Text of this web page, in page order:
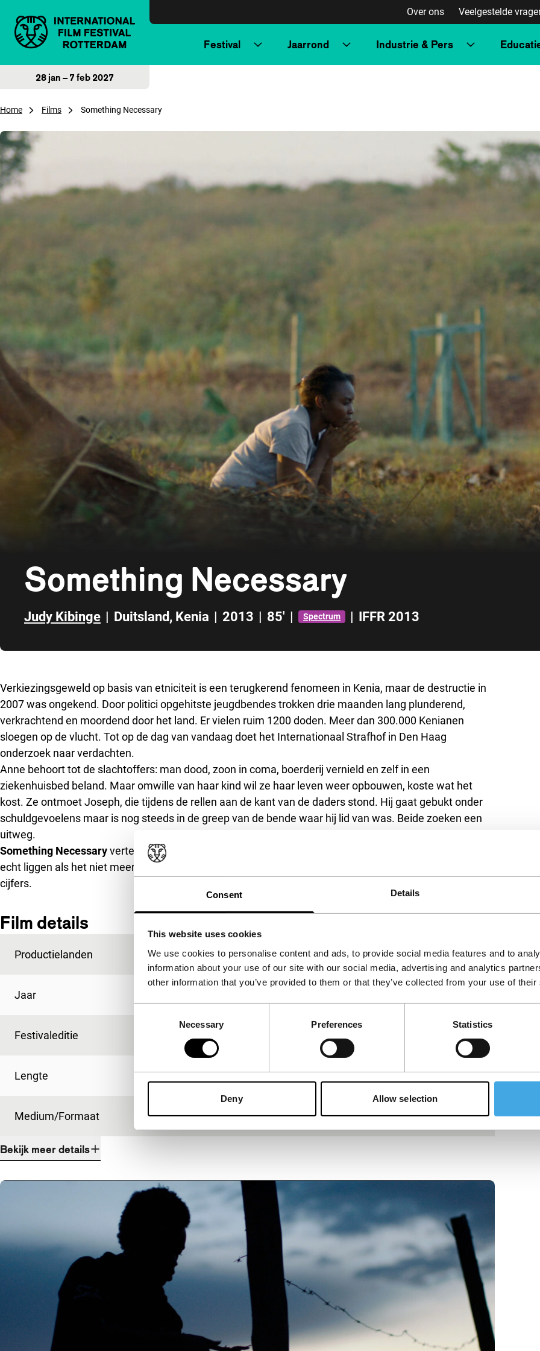
Consent Details
This website uses cookies
We use cookies to personalise content and ads, to provide social media features and to
information about your use of our site with our social media, advertising and analytics
other information that you’ve provided to them or that they’ve collected from your use of
Necessary Preferences Statistics
Deny Allow selection
Over ons Veelgestelde
Festival Jaarrond Industrie & Pers
28 jan – 7 feb 2027
Home Films Something Necessary
Something Necessary
Judy Kibinge | Duitsland , Kenia | 2013 | 85' | Spectrum | IFFR 2013
Verkiezingsgeweld op basis van etniciteit is een terugkerend fenomeen in Kenia, maar de destructie in
2007 was ongekend. Door politici opgehitste jeugdbendes trokken drie maanden lang plunderend,
verkrachtend en moordend door het land. Er vielen ruim 1200 doden. Meer dan 300.000 Kenianen
sloegen op de vlucht. Tot op de dag van vandaag doet het Internationaal Strafhof in Den Haag
onderzoek naar verdachten.
Anne behoort tot de slachtoffers: man dood, zoon in coma, boerderij vernield en zelf in een
ziekenhuisbed beland. Maar omwille van haar kind wil ze haar leven weer opbouwen, koste wat het
kost. Ze ontmoet Joseph, die tijdens de rellen aan de kant van de daders stond. Hij gaat gebukt onder
schuldgevoelens maar is nog steeds in de greep van de bende waar hij lid van was. Beide zoeken een
uitweg.
Something Necessaryvertelt een waargebeurd verhaal. De film laat vooral zien hoe complex de zaken
echt liggen als het niet meer gaat om de statistieken van een conflict maar om de mensen achter de
cijfers.
Film details
Productielanden Duitsland ,Kenia
Jaar
Festivaleditie
Lengte 85'
Medium/Formaat DCP
Bekijk meer details